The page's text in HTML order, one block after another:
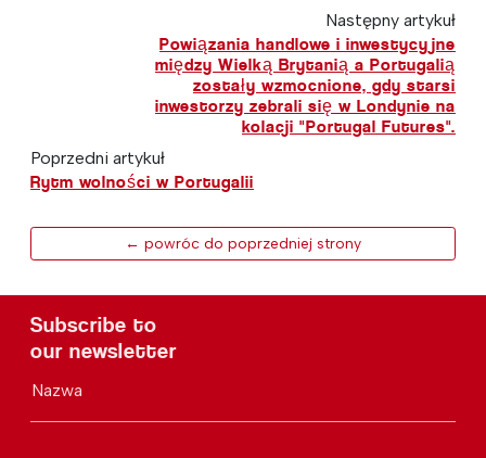
Następny artykuł
Powiązania handlowe i inwestycyjne
między Wielką Brytanią a Portugalią
zostały wzmocnione, gdy starsi
inwestorzy zebrali się w Londynie na
kolacji "Portugal Futures".
Poprzedni artykuł
Rytm wolności w Portugalii
← powróc do poprzedniej strony
Subscribe to
our newsletter
Nazwa